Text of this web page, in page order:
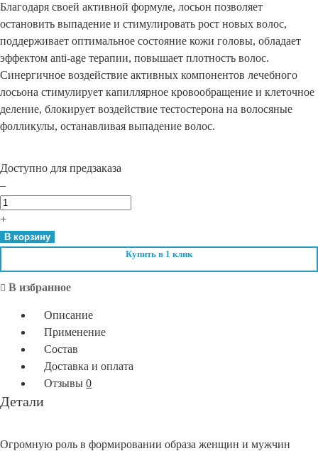
Благодаря своей активной формуле, лосьон позволяет
остановить выпадение и стимулировать рост новых волос,
поддерживает оптимальное состояние кожи головы, обладает
эффектом anti-age терапии, повышает плотность волос.
Синергичное воздействие активных компонентов лечебного
лосьона стимулирует капиллярное кровообращение и клеточное
деление, блокирует воздействие тестостерона на волосяные
фолликулы, останавливая выпадение волос.
Доступно для предзаказа
–
Количество
Лосьон
для
роста
волос
Микроксидил
U.R.T.O.750
Optima
(Optimaker)
+
В корзину
Купить в 1 клик
В избранное
Описание
Применение
Состав
Доставка и оплата
Отзывы0
Детали
Огромную роль в формировании образа женщин и мужчин